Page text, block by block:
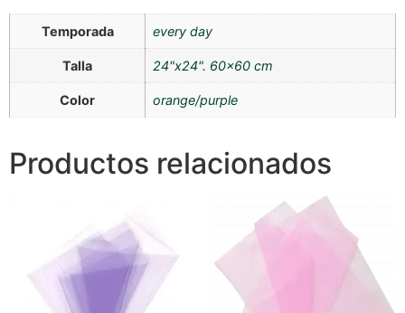
Temporada every day
Talla 24"x24". 60×60 cm
Color orange/purple
Productos relacionados